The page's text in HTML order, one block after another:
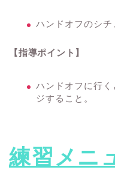
ハンドオフのシ
【指導ポイント】
ハンドオフに行
ジすること。
練習メニ